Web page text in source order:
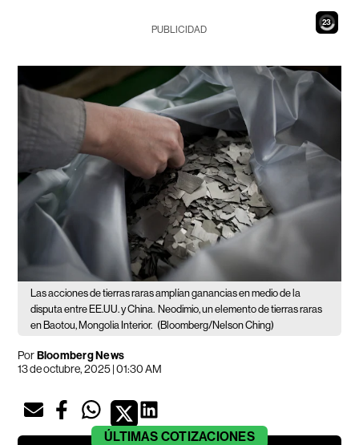
21
PUBLICIDAD
Las acciones de tierras raras amplían ganancias en medio de la
disputa entre EE.UU. y China. Neodimio, un elemento de tierras raras
en Baotou, Mongolia Interior. (Bloomberg/Nelson Ching)
PorBloomberg News
13 de octubre, 2025 | 01:30 AM
ÚLTIMAS COTIZACIONES